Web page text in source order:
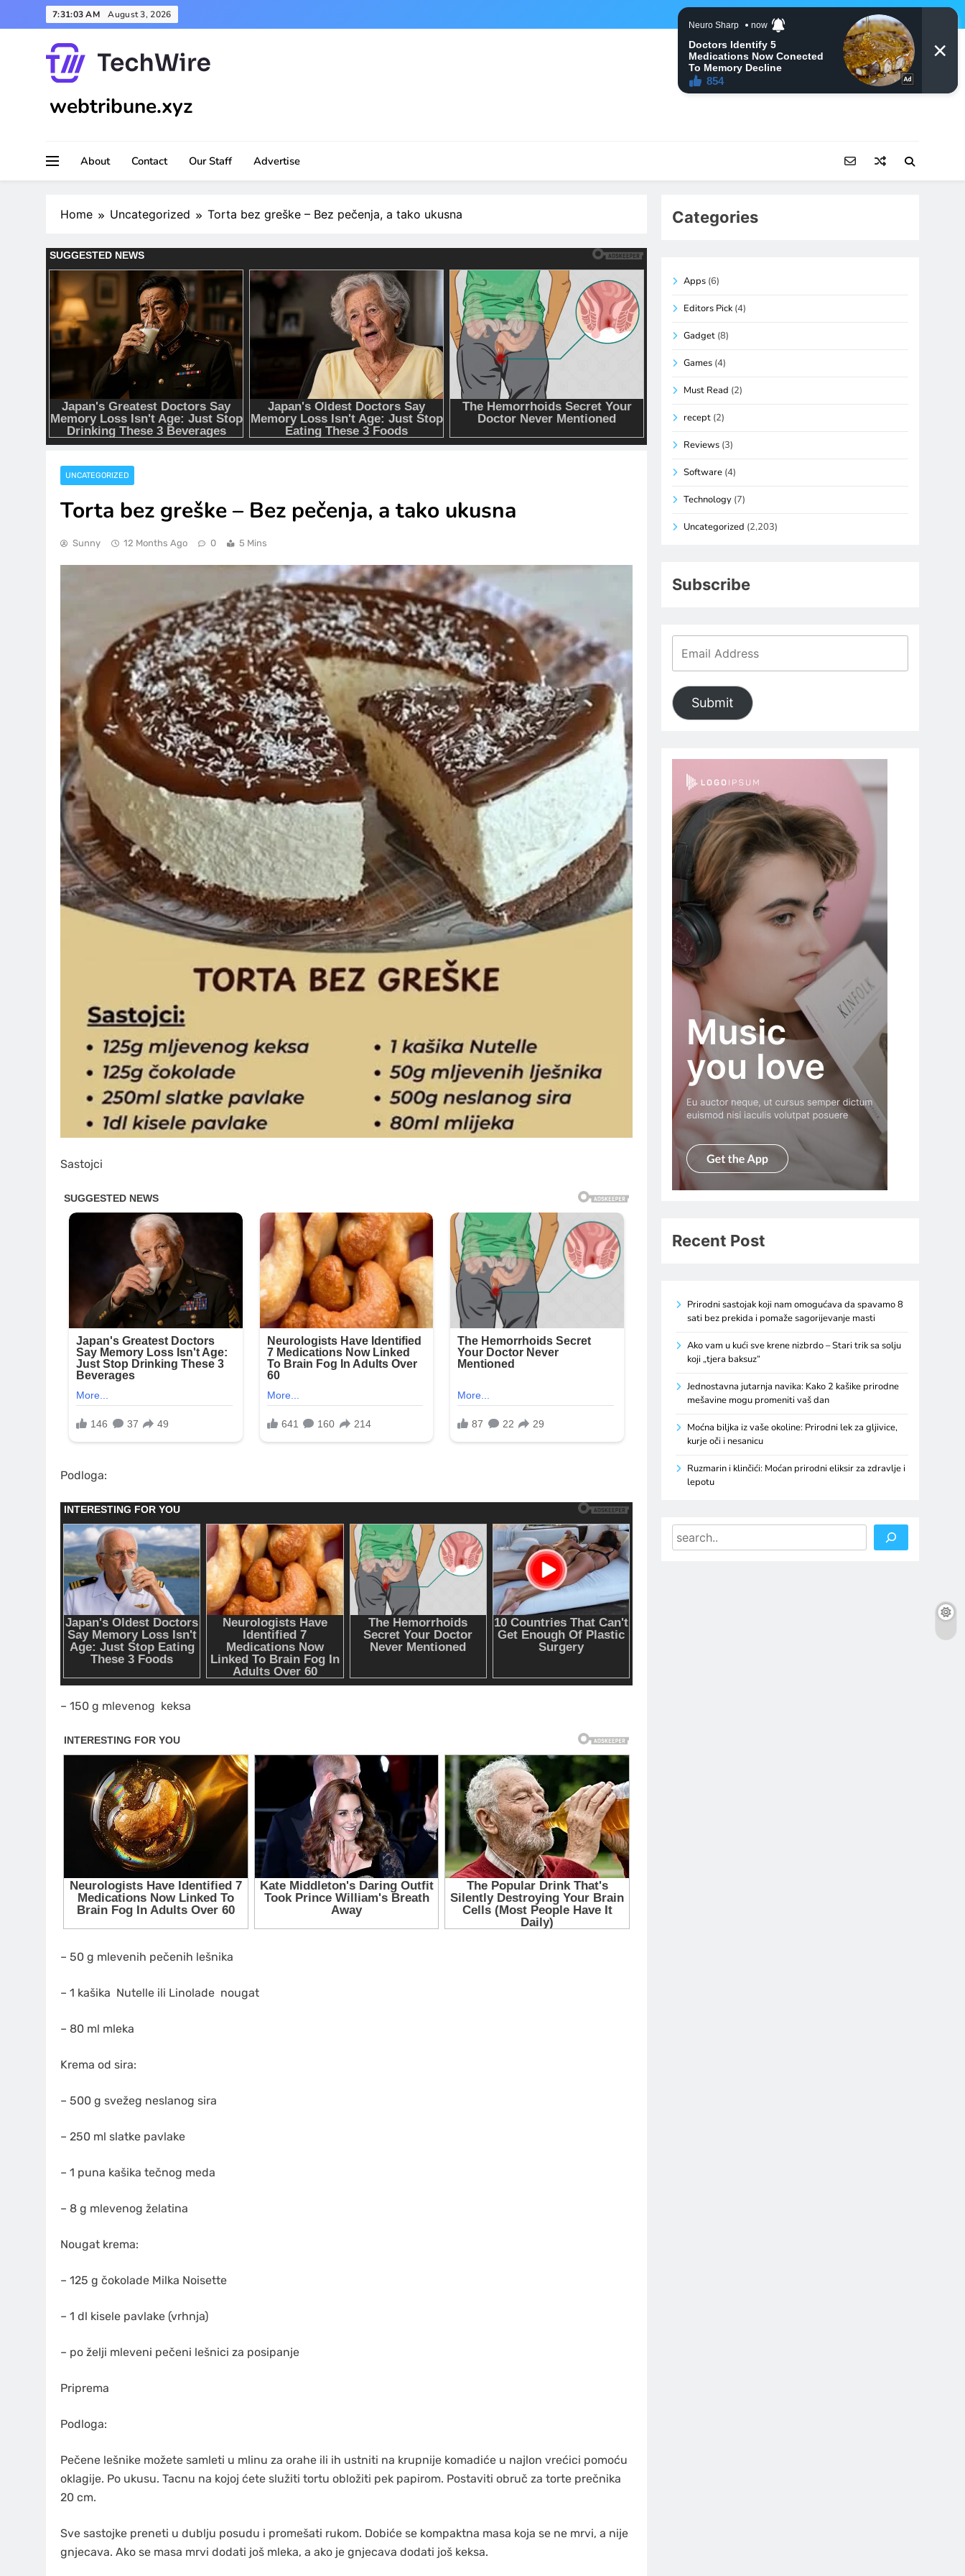
to
7:31:05 AM August 3, 2026
webtribune.xyz
About Contact Our Staff Advertise
Home Uncategorized Torta bez greške – Bez pečenja, a tako ukusna
UNCATEGORIZED
Torta bez greške – Bez pečenja, a tako ukusna
Sunny 12 Months Ago 0 5 Mins
Sastojci
Podloga:
– 150 g mlevenog keksa
– 50 g mlevenih pečenih lešnika
– 1 kašika Nutelle ili Linolade nougat
– 80 ml mleka
Krema od sira:
– 500 g svežeg neslanog sira
– 250 ml slatke pavlake
– 1 puna kašika tečnog meda
– 8 g mlevenog želatina
Nougat krema:
– 125 g čokolade Milka Noisette
– 1 dl kisele pavlake (vrhnja)
– po želji mleveni pečeni lešnici za posipanje
Priprema
Podloga:
Pečene lešnike možete samleti u mlinu za orahe ili ih ustniti na krupnije komadiće u najlon vrećici pomoću
oklagije. Po ukusu. Tacnu na kojoj ćete služiti tortu obložiti pek papirom. Postaviti obruč za torte prečnika
20 cm.
Sve sastojke preneti u dublju posudu i promešati rukom. Dobiće se kompaktna masa koja se ne mrvi, a nije
gnjecava. Ako se masa mrvi dodati još mleka, a ako je gnjecava dodati još keksa.
Categories
Apps (6)
Editors Pick (4)
Gadget (8)
Games (4)
Must Read (2)
recept (2)
Reviews (3)
Software (4)
Technology (7)
Uncategorized (2,203)
Subscribe
Submit
Recent Post
Prirodni sastojak koji nam omogućava da spavamo 8
sati bez prekida i pomaže sagorijevanje masti
Ako vam u kući sve krene nizbrdo – Stari trik sa solju
koji „tjera baksuz“
Jednostavna jutarnja navika: Kako 2 kašike prirodne
mešavine mogu promeniti vaš dan
Moćna biljka iz vaše okoline: Prirodni lek za gljivice,
kurje oči i nesanicu
Ruzmarin i klinčići: Moćan prirodni eliksir za zdravlje i
lepotu
Search